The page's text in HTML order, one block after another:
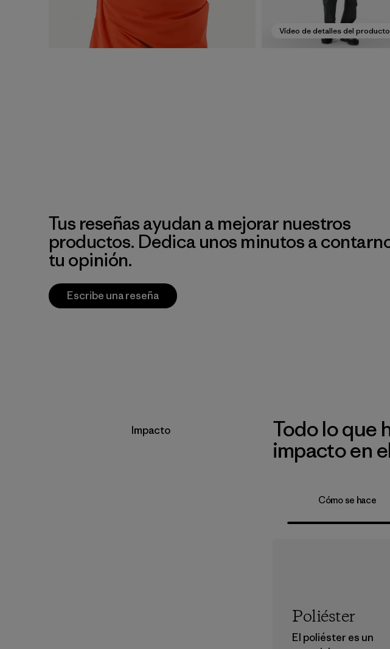
Vídeo de detalles del producto
Tus reseñas ayudan a mejorar nuestros
productos. Dedica unos minutos a
tu opinión.
Escribe una reseña
Impacto
Todo lo que
impacto en
Cómo se hace
Poliéster
El poliéster es un